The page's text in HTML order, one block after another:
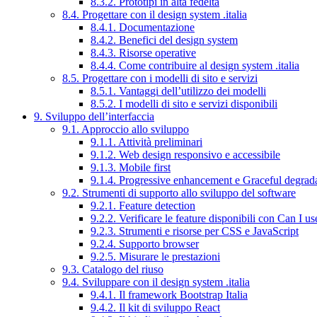
8.4. Progettare con il design system .italia
8.4.1. Documentazione
8.4.2. Benefici del design system
8.4.3. Risorse operative
8.4.4. Come contribuire al design system .italia
8.5. Progettare con i modelli di sito e servizi
8.5.1. Vantaggi dell’utilizzo dei modelli
8.5.2. I modelli di sito e servizi disponibili
9. Sviluppo dell’interfaccia
9.1. Approccio allo sviluppo
9.1.1. Attività preliminari
9.1.2. Web design responsivo e accessibile
9.1.3. Mobile first
9.1.4. Progressive enhancement e Graceful
9.2. Strumenti di supporto allo sviluppo del software
9.2.1. Feature detection
9.2.2. Verificare le feature disponibili con Can I
9.2.3. Strumenti e risorse per CSS e JavaScript
9.2.4. Supporto browser
9.2.5. Misurare le prestazioni
9.3. Catalogo del riuso
9.4. Sviluppare con il design system .italia
9.4.1. Il framework Bootstrap Italia
9.4.2. Il kit di sviluppo React